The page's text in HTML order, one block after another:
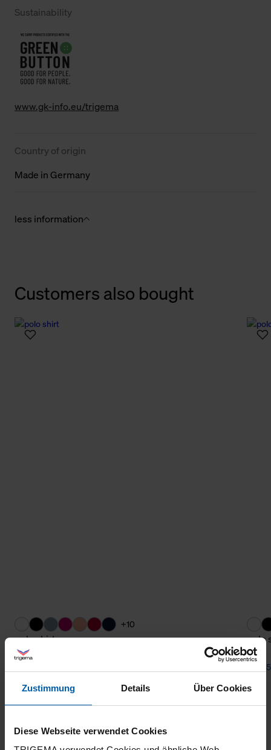
Zustimmung Details Über Cookies
Diese Webseite verwendet Cookies
Sustainability
www.gk-info.eu/trigema
Country of origin
Made in Germany
less information
Customers also bought
+10
polo shirt polo
from